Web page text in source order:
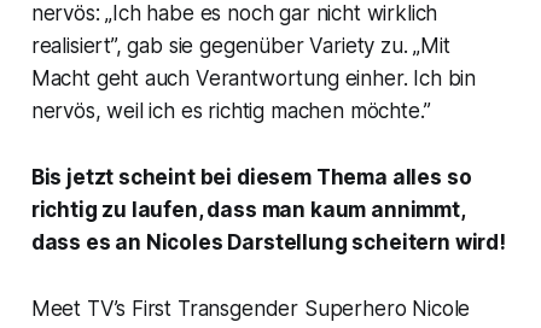
nervös: „Ich habe es noch gar nicht wirklich
realisiert”, gab sie gegenüberVariety zu. „Mit
Macht geht auch Verantwortung einher. Ich bin
nervös, weil ich es richtig machen möchte.”
Bis jetzt scheint bei diesem Thema alles so
richtig zu laufen, dass man kaum annimmt,
dass es an Nicoles Darstellung scheitern wird!
Meet TV’s First Transgender Superhero Nicole